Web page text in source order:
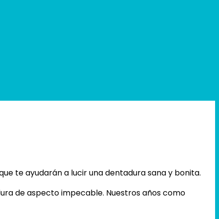
te ayudarán a lucir una dentadura sana y bonita.
de aspecto impecable. Nuestros años como